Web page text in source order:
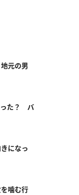
元の男
った？ バ
になっ
噛む行